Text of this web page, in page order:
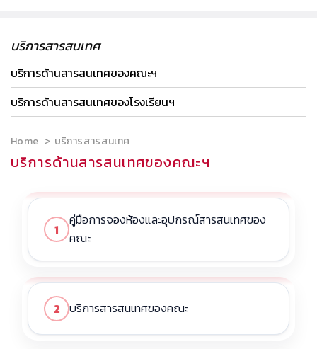
บริการสารสนเทศ
บริการด้านสารสนเทศของคณะฯ
บริการด้านสารสนเทศของโรงเรียนฯ
Home บริการสารสนเทศ
บริการด้านสารสนเทศของคณะฯ
1
คู่มือการจองห้องและอุปกรณ์สารสนเทศของ
คณะ
2 บริการสารสนเทศของคณะ